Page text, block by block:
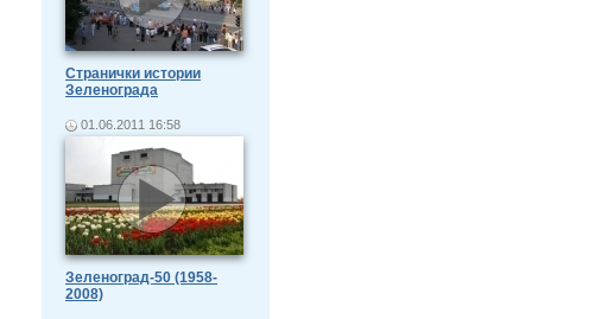
Странички истории
Зеленограда
01.06.2011 16:58
Зеленоград-50 (1958-
2008)